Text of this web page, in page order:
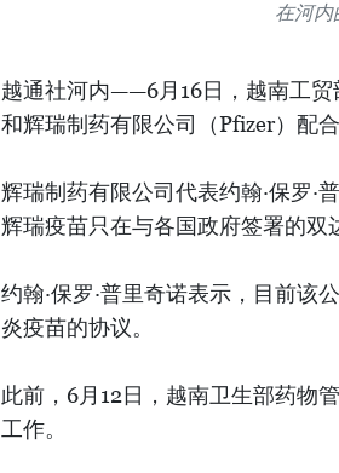
在河内
越通社河内——6月16日，越南工贸
和辉瑞制药有限公司（Pfizer）配
辉瑞制药有限公司代表约翰·保罗·
辉瑞疫苗只在与各国政府签署的双
约翰·保罗·普里奇诺表示，目前该
炎疫苗的协议。
此前，6月12日，越南卫生部药物
工作。